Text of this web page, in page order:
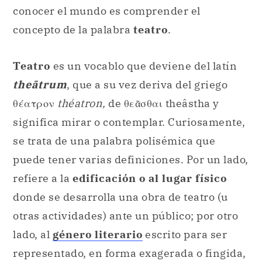
conocer el mundo es comprender el
concepto de la palabra teatro.
Teatro es un vocablo que deviene del latín
theātrum, que a su vez deriva del griego
θέατρον théatron, de θεᾶσθαι theâstha y
significa mirar o contemplar. Curiosamente,
se trata de una palabra polisémica que
puede tener varias definiciones. Por un lado,
refiere a la edificación o al lugar físico
donde se desarrolla una obra de teatro (u
otras actividades) ante un público; por otro
lado, al género literario escrito para ser
representado, en forma exagerada o fingida,